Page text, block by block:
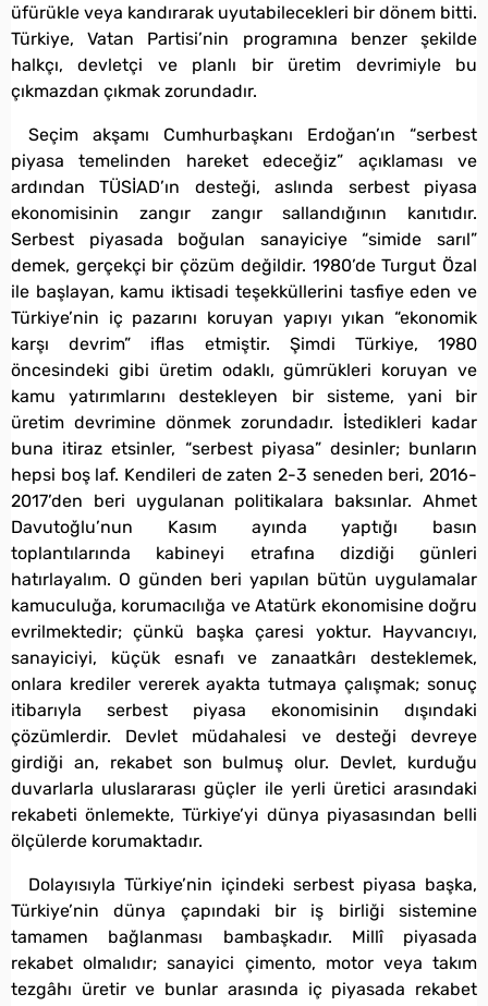
üfürükle veya kandırarak uyutabilecekleri bir dönem bitti.
Türkiye, Vatan Partisi’nin programına benzer şekilde
halkçı, devletçi ve planlı bir üretim devrimiyle bu
çıkmazdan çıkmak zorundadır.
Seçim akşamı Cumhurbaşkanı Erdoğan’ın “serbest
piyasa temelinden hareket edeceğiz” açıklaması ve
ardından TÜSİAD’ın desteği, aslında serbest piyasa
ekonomisinin zangır zangır sallandığının kanıtıdır.
Serbest piyasada boğulan sanayiciye “simide sarıl”
demek, gerçekçi bir çözüm değildir. 1980’de Turgut Özal
ile başlayan, kamu iktisadi teşekküllerini tasfiye eden ve
Türkiye’nin iç pazarını koruyan yapıyı yıkan “ekonomik
karşı devrim” iflas etmiştir. Şimdi Türkiye, 1980
öncesindeki gibi üretim odaklı, gümrükleri koruyan ve
kamu yatırımlarını destekleyen bir sisteme, yani bir
üretim devrimine dönmek zorundadır. İstedikleri kadar
buna itiraz etsinler, “serbest piyasa” desinler; bunların
hepsi boş laf. Kendileri de zaten 2-3 seneden beri, 2016-
2017’den beri uygulanan politikalara baksınlar. Ahmet
Davutoğlu’nun Kasım ayında yaptığı basın
toplantılarında kabineyi etrafına dizdiği günleri
hatırlayalım. O günden beri yapılan bütün uygulamalar
kamuculuğa, korumacılığa ve Atatürk ekonomisine doğru
evrilmektedir; çünkü başka çaresi yoktur. Hayvancıyı,
sanayiciyi, küçük esnafı ve zanaatkârı desteklemek,
onlara krediler vererek ayakta tutmaya çalışmak; sonuç
itibarıyla serbest piyasa ekonomisinin dışındaki
çözümlerdir. Devlet müdahalesi ve desteği devreye
girdiği an, rekabet son bulmuş olur. Devlet, kurduğu
duvarlarla uluslararası güçler ile yerli üretici arasındaki
rekabeti önlemekte, Türkiye’yi dünya piyasasından belli
ölçülerde korumaktadır.
Dolayısıyla Türkiye’nin içindeki serbest piyasa başka,
Türkiye’nin dünya çapındaki bir iş birliği sistemine
tamamen bağlanması bambaşkadır. Millî piyasada
rekabet olmalıdır; sanayici çimento, motor veya takım
tezgâhı üretir ve bunlar arasında iç piyasada rekabet